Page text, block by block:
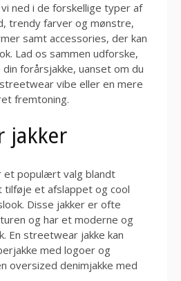
ned i de forskellige typer af
trendy farver og mønstre,
samt accessories, der kan
Lad os sammen udforske,
forårsjakke, uanset om du
vibe eller en mere
fremtoning.
jakker
et populært valg blandt
et afslappet og cool
Disse jakker er ofte
og har et moderne og
En streetwear jakke kan
med logoer og
oversized denimjakke med